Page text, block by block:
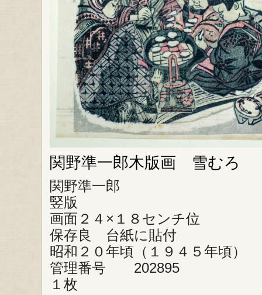
関野準一郎木版画 雪むろ
関野準一郎
竪版
画面２４×１８センチ位
保存良 台紙に貼付
昭和２０年頃（１９４５年頃）
管理番号 202895
１枚